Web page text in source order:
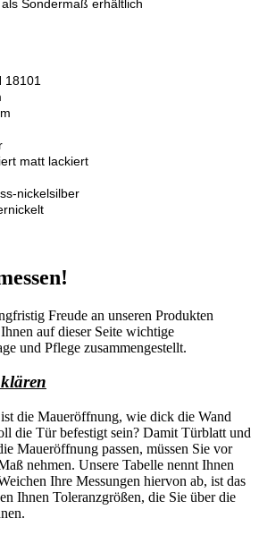
Sondermaß erhältlich
18101
matt lackiert
nickelsilber
Freude an unseren Produkten
auf dieser Seite wichtige
und Pflege zusammengestellt.
die Maueröffnung, wie dick die Wand
die Tür befestigt sein? Damit Türblatt und
Maueröffnung passen, müssen Sie vor
nehmen. Unsere Tabelle nennt Ihnen
Ihre Messungen hiervon ab, ist das
Ihnen Toleranzgrößen, die Sie über die